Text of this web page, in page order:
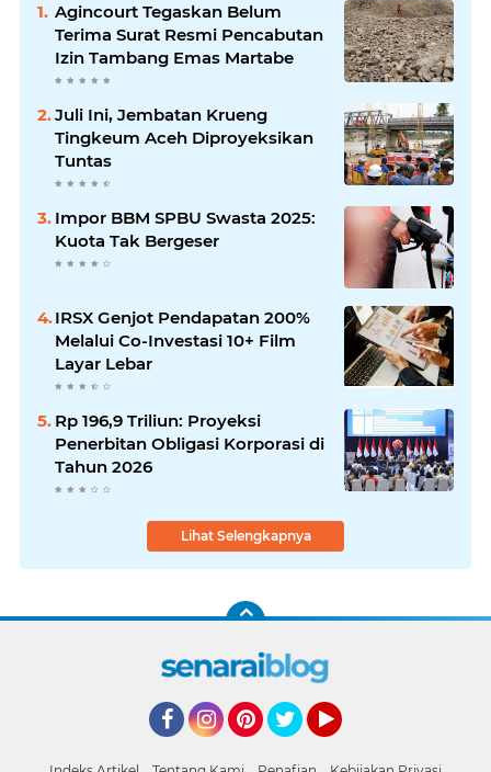
Agincourt Tegaskan Belum
Terima Surat Resmi Pencabutan
Izin Tambang Emas Martabe
Juli Ini, Jembatan Krueng
Tingkeum Aceh Diproyeksikan
Tuntas
Impor BBM SPBU Swasta 2025:
Kuota Tak Bergeser
IRSX Genjot Pendapatan 200%
Melalui Co-Investasi 10+ Film
Layar Lebar
Rp 196,9 Triliun: Proyeksi
Penerbitan Obligasi Korporasi di
Tahun 2026
Lihat Selengkapnya